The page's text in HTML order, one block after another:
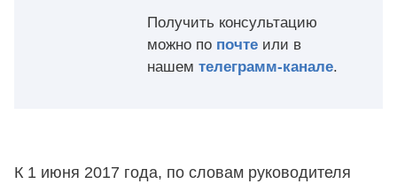
Получить консультацию
можно по почте или в
нашем телеграмм-канале.
К 1 июня 2017 года, по словам руководителя